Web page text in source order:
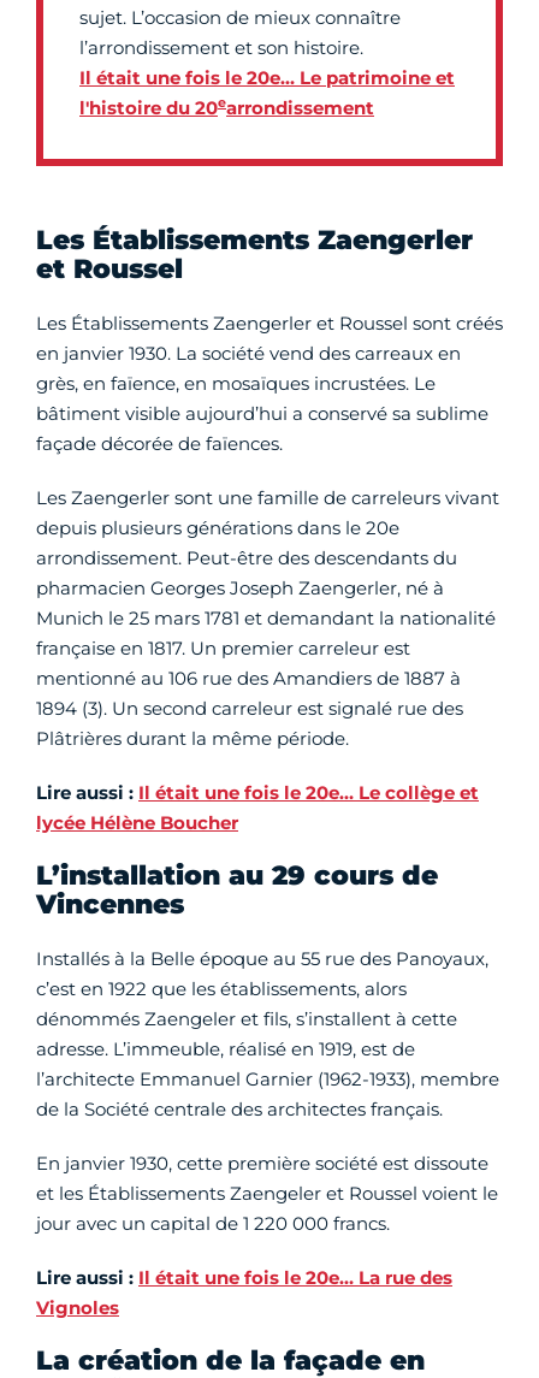
sujet. L’occasion de mieux connaître
l’arrondissement et son histoire.
Il était une fois le 20e… Le patrimoine et
l'histoire du 20earrondissement
Les Établissements Zaengerler
et Roussel
Les Établissements Zaengerler et Roussel sont créés
en janvier 1930. La société vend des carreaux en
grès, en faïence, en mosaïques incrustées. Le
bâtiment visible aujourd’hui a conservé sa sublime
façade décorée de faïences.
Les Zaengerler sont une famille de carreleurs vivant
depuis plusieurs générations dans le 20e
arrondissement. Peut-être des descendants du
pharmacien Georges Joseph Zaengerler, né à
Munich le 25 mars 1781 et demandant la nationalité
française en 1817. Un premier carreleur est
mentionné au 106 rue des Amandiers de 1887 à
1894 (3). Un second carreleur est signalé rue des
Plâtrières durant la même période.
Lire aussi : Il était une fois le 20e… Le collège et
lycée Hélène Boucher
L’installation au 29 cours de
Vincennes
Installés à la Belle époque au 55 rue des Panoyaux,
c’est en 1922 que les établissements, alors
dénommés Zaengeler et fils, s’installent à cette
adresse. L’immeuble, réalisé en 1919, est de
l’architecte Emmanuel Garnier (1962-1933), membre
de la Société centrale des architectes français.
En janvier 1930, cette première société est dissoute
et les Établissements Zaengeler et Roussel voient le
jour avec un capital de 1 220 000 francs.
Lire aussi : Il était une fois le 20e… La rue des
Vignoles
La création de la façade en